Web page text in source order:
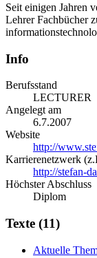
Seit einigen Jahren
Lehrer Fachbücher
Info
Berufsstand
LECTURER
Angelegt am
6.7.2007
Website
http://
Karrierenetzwerk
http://stefan-
Höchster Abschluss
Diplom
Texte (11)
Aktuelle